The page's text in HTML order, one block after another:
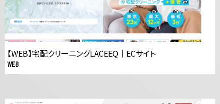
【WEB】宅配クリーニングLACEEQ｜ECサイト
WEB